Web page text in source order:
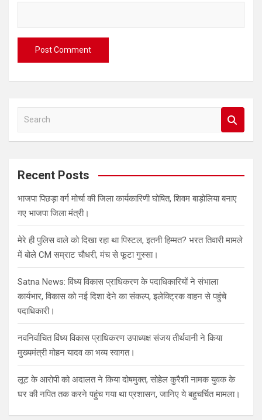
a
c
Recent Posts
भाजपा पिछड़ा वर्ग मोर्चा की जिला कार्यकारिणी घोषित, शिवम बाड़ोलिया बनाए
गए भाजपा जिला मंत्री।
मेरे ही पुलिस वाले को दिखा रहा था पिस्टल, इतनी हिम्मत? भरत तिवारी मामले
में बोले CM सम्राट चौधरी, मंच से फूटा गुस्सा।
Satna News: विंध्य विकास प्राधिकरण के पदाधिकारियों ने संभाला
कार्यभार, विकास को नई दिशा देने का संकल्प, इलेक्ट्रिक वाहन से पहुंचे
पदाधिकारी।
नवनिर्वाचित विंध्य विकास प्राधिकरण उपाध्यक्ष संजय तीर्थवानी ने किया
मुख्यमंत्री मोहन यादव का भव्य स्वागत।
लूट के आरोपी को अदालत ने किया दोषमुक्त, सोहेल कुरैशी नामक युवक के
घर की नपित तक करने पहुंच गया था प्रशासन, जानिए ये बहुचर्चित मामला।